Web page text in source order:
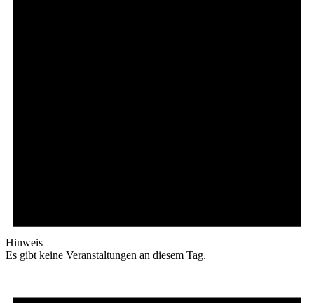
Hinweis
Es gibt keine Veranstaltungen an diesem Tag.